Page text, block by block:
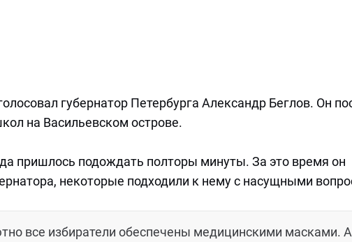
губернатор Петербурга Александр Беглов. Он
на Васильевском острове.
пришлось подождать полторы минуты. За это время он
некоторые подходили к нему с насущными
все избиратели обеспечены медицинскими масками. А